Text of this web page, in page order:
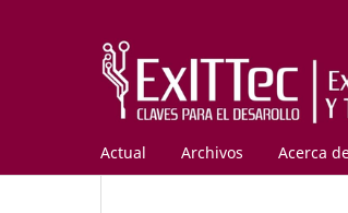
Actual Archivos Acerca